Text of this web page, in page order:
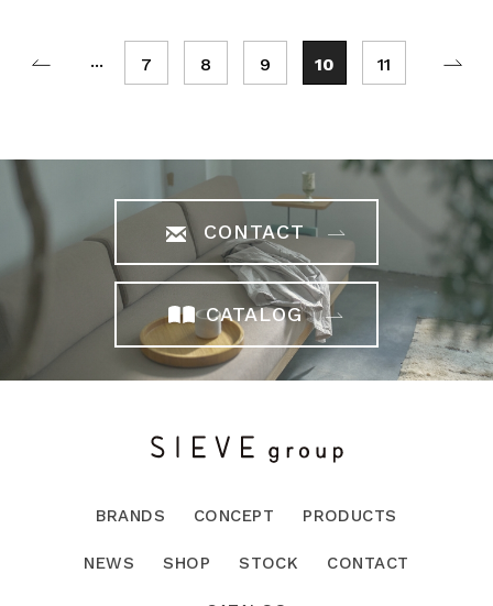
... 7 8 9 10 11
CONTACT
CATALOG
BRANDS CONCEPT PRODUCTS
NEWS SHOP STOCK CONTACT